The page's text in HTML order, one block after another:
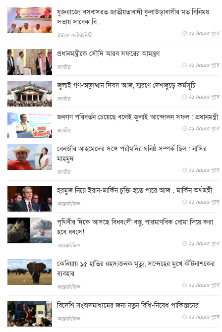
যুক্তরাজ্যে বসবাসরত জাতীয়তাবাদী কুলাউড়াবাসীর মত বিনিময়
সভায় সাবেক বি...
ইউকে কমিউনিটি ২১ hours পূর্বে
প্রধানমন্ত্রীকে সৌদি আরব সফরের আমন্ত্রণ
জাতীয় ২১ hours পূর্বে
জুলাই গণ-অভ্যুত্থান দিবস আজ, স্মরণে দেশজুড়ে কর্মসূচি
জাতীয় ২১ hours পূর্বে
জনগণ পরিবর্তন চেয়েছে বলেই জুলাই আন্দোলন সফল : প্রধানমন্ত্রী
জাতীয় ২১ hours পূর্বে
বেনজীর আহমেদের সঙ্গে পরীমনির ঘনিষ্ঠ সম্পর্ক ছিল : নাসির
মাহমুদ
জাতীয় ২১ hours পূর্বে
হরমুজ নিয়ে ইরান-মার্কিন চুক্তি হতে পারে আজ : মার্কিন অর্থমন্ত্রী
আন্তর্জাতিক ২১ hours পূর্বে
পৃথিবীর দিকে আসছে বিধ্বংসী বস্তু, পারমাণবিক বোমা দিয়ে করা
হবে ধ্বংস!
আন্তর্জাতিক ২১ hours পূর্বে
কেনিয়ায় ১৫ হাতির রহস্যজনক মৃত্যু, সন্দেহের মুখে কীটনাশকের
ব্যবহার
আন্তর্জাতিক ২১ hours পূর্বে
বিদেশি সংবাদমাধ্যমের জন্য নতুন বিধি-নিষেধ পাকিস্তানের
আন্তর্জাতিক ২১ hours পূর্বে